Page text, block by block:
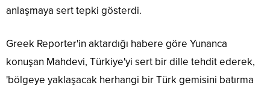
anlaşmaya sert tepki gösterdi.
Greek Reporter'in aktardığı habere göre Yunanca
konuşan Mahdevi, Türkiye'yi sert bir dille tehdit ederek,
'bölgeye yaklaşacak herhangi bir Türk gemisini batırma